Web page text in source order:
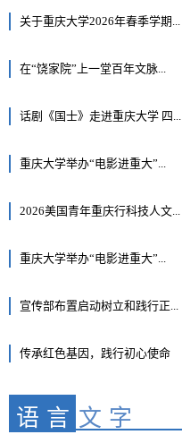
关于重庆大学2026年春季学期...
在“饶家院”上一堂百年文脉...
话剧《国士》走进重庆大学 四...
重庆大学举办“电影进重大”...
2026美国青年重庆行科技人文...
重庆大学举办“电影进重大”...
宣传部布置启动树立和践行正...
传承红色基因，践行初心使命
语言 文字